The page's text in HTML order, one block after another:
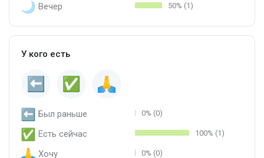
Вечер 50% (1)
У кого есть
Был раньше 0% (0)
Есть сейчас 100% (1)
Хочу 0% (0)